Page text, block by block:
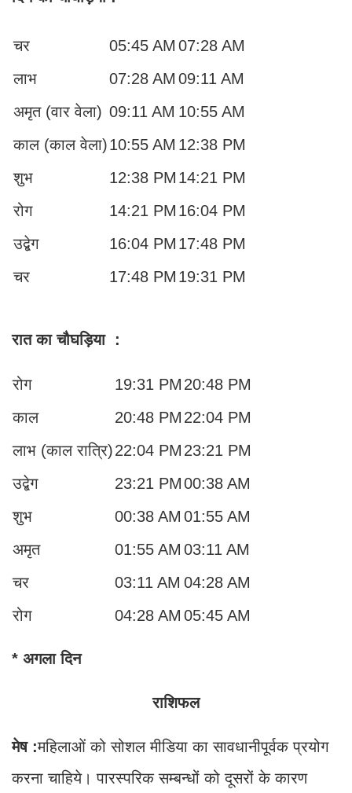
चर 05:45 AM 07:28 AM
लाभ
07:28 AM 09:11 AM
अमृत (वार वेला) 09:11 AM 10:55 AM
काल (काल वेला)10:55 AM 12:38 PM
शुभ
12:38 PM 14:21 PM
रोग
14:21 PM 16:04 PM
उद्बेग
16:04 PM 17:48 PM
चर
17:48 PM 19:31 PM
रात का चौघड़िया :
रोग 19:31 PM 20:48 PM
काल
20:48 PM 22:04 PM
लाभ (काल रात्रि)22:04 PM 23:21 PM
उद्बेग
23:21 PM00:38 AM
शुभ
00:38 AM 01:55 AM
अमृत
01:55 AM 03:11 AM
चर
03:11 AM 04:28 AM
रोग
04:28 AM 05:45 AM
* अगला दिन
राशिफल
मेष :महिलाओं को सोशल मीडिया का सावधानीपूर्वक प्रयोग
करना चाहिये। पारस्परिक सम्बन्धों को दूसरों के कारण